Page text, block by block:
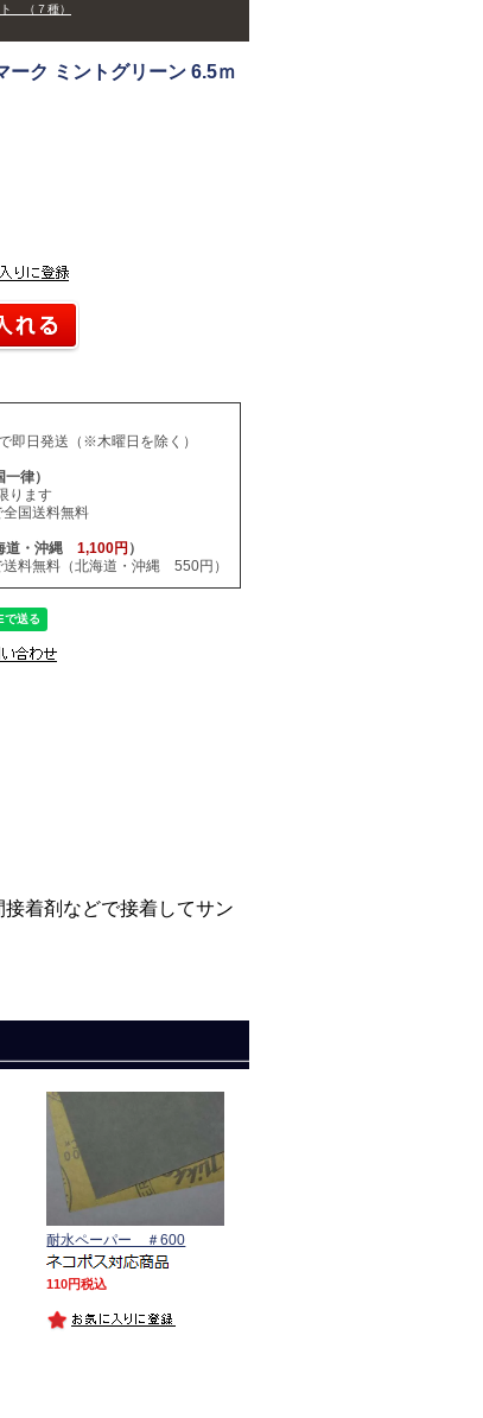
（７種）
ーク ミントグリーン 6.5ｍ
即日発送（※木曜日を除く）
一律）
ります
国送料無料
道・沖縄 1,100円 ）
料無料（北海道・沖縄 550円）
着剤などで接着してサン
耐水ペーパー ＃600
110 税込